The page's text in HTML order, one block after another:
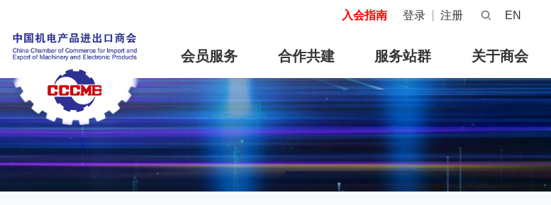
入会指南 登录 注册 EN
会员服务 合作共建 服务站群 关于商会